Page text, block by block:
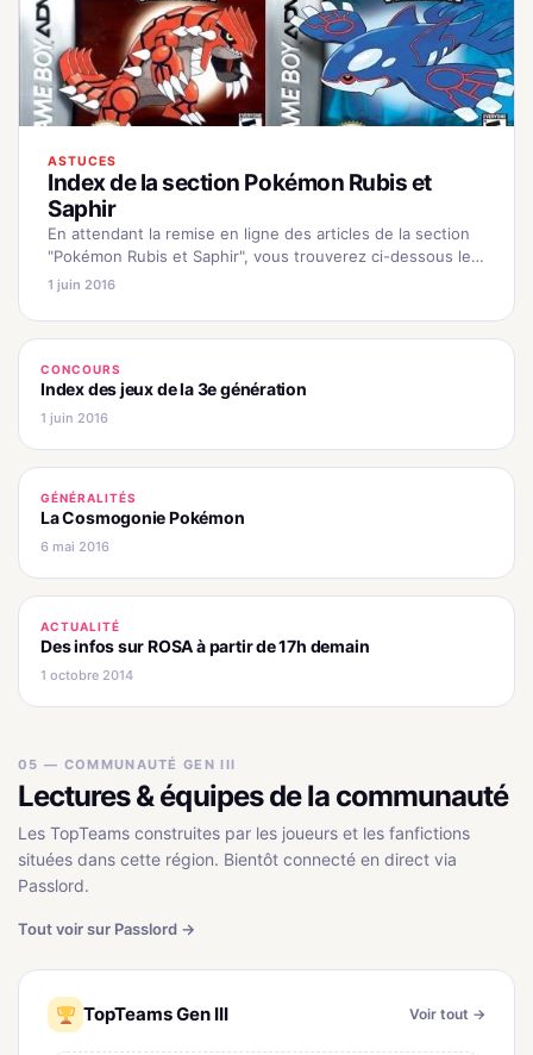
ASTUCES
Index de la section Pokémon Rubis et
Saphir
En attendant la remise en ligne des articles de la section
"Pokémon Rubis et Saphir", vous trouverez ci-dessous le
lien qui redirige vers les anciens articles. Informations
1 juin 2016
CONCOURS
Index des jeux de la 3e génération
1 juin 2016
GÉNÉRALITÉS
La Cosmogonie Pokémon
6 mai 2016
ACTUALITÉ
Des infos sur ROSA à partir de 17h demain
1 octobre 2014
05 — COMMUNAUTÉ GEN III
Lectures & équipes de la communauté
Les TopTeams construites par les joueurs et les fanfictions
situées dans cette région. Bientôt connecté en direct via
Passlord.
Tout voir sur Passlord →
TopTeams Gen III Voir tout →